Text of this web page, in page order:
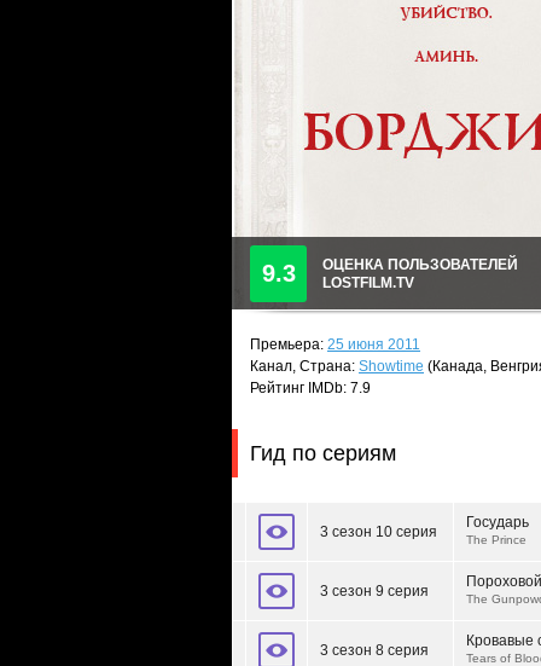
9.3
ОЦЕНКА ПОЛЬЗОВАТЕЛЕЙ
LOSTFILM.TV
Премьера: 25 июня 2011
Канал, Страна: Showtime (Канада,
Рейтинг IMDb: 7.9
Гид по сериям
3 сезон 10 серия
Государь
The Prince
3 сезон 9 серия The
3 сезон 8 серия
Кровавые
Tears of